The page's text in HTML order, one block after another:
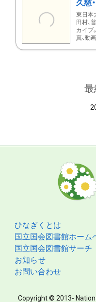
久慈
東日本
田村、
カイブ
真、動
最
ひなぎくとは
国立国会図書館ホーム
国立国会図書館サーチ
お知らせ
お問い合わせ
Copyright © 2013-